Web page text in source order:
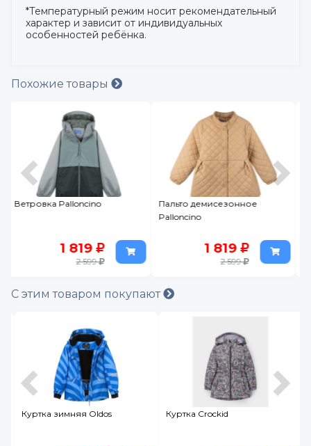
*Температурный режим носит рекомендательный
характер и зависит от индивидуальных
особенностей ребёнка.
Похожие товары
Пальто демисезонное
1 819
2 599
Ветровка Crockid
1 200
3 999
С этим товаром покупают
Куртка Crockid Куртка Crockid